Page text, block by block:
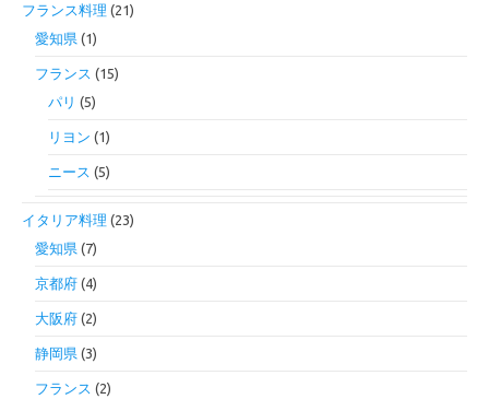
フランス料理 (21)
愛知県 (1)
フランス (15)
パリ (5)
リヨン (1)
ニース (5)
イタリア料理 (23)
愛知県 (7)
京都府 (4)
大阪府 (2)
静岡県 (3)
フランス (2)